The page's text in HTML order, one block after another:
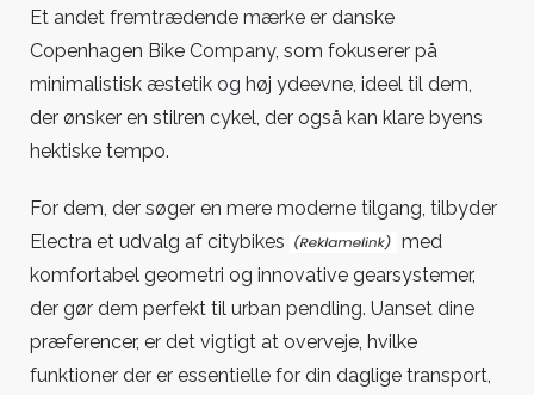
Et andet fremtrædende mærke er danske
Copenhagen Bike Company, som fokuserer på
minimalistisk æstetik og høj ydeevne, ideel til dem,
der ønsker en stilren cykel, der også kan klare byens
hektiske tempo.
For dem, der søger en mere moderne tilgang, tilbyder
Electra et udvalg af citybikes
med
komfortabel geometri og innovative gearsystemer,
der gør dem perfekt til urban pendling. Uanset dine
præferencer, er det vigtigt at overveje, hvilke
funktioner der er essentielle for din daglige transport,